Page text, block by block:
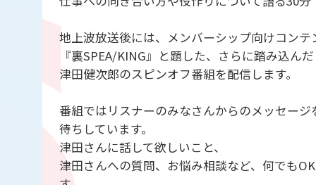
地上波放送後には、メンバーシップ向けコンテ
『裏SPEA/KING』と題した、さらに踏み込んだ
津田健次郎のスピンオフ番組を配信します。
番組ではリスナーのみなさんからのメッセージ
待ちしています。
津田さんに話して欲しいこと、
津田さんへの質問、お悩み相談など、何でも